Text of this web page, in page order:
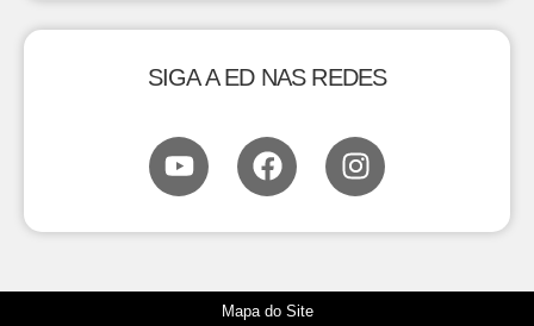
SIGA A ED NAS REDES
Mapa do Site